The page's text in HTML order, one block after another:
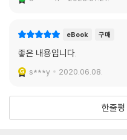
eBook 구매
좋은 내용입니다.
s***y 2020.06.08.
한줄평